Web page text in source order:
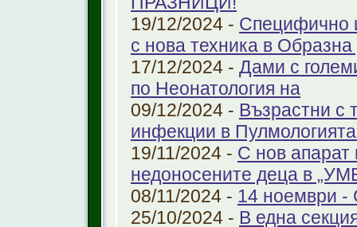
19/12/2024 - Специфично
с нова техника в Образна
17/12/2024 - Дами с
по Неонатология на
09/12/2024 - Възрастни с
инфекции в
19/11/2024 - С нов
недоносените деца в
08/11/2024 - 14 ноември -
25/10/2024 - В една